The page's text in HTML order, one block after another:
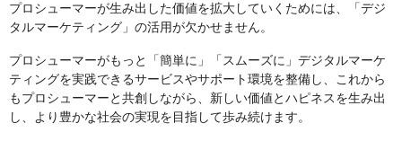
プロシューマーが生み出した価値を拡大していくためには、「デジ
タルマーケティング」の活用が欠かせません。
プロシューマーがもっと「簡単に」「スムーズに」デジタルマーケ
ティングを実践できるサービスやサポート環境を整備し、これから
もプロシューマーと共創しながら、新しい価値とハピネスを生み出
し、より豊かな社会の実現を目指して歩み続けます。